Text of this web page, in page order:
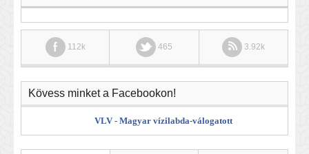
112k 465 3.92k
Kövess minket a Facebookon!
VLV - Magyar vízilabda-válogatott